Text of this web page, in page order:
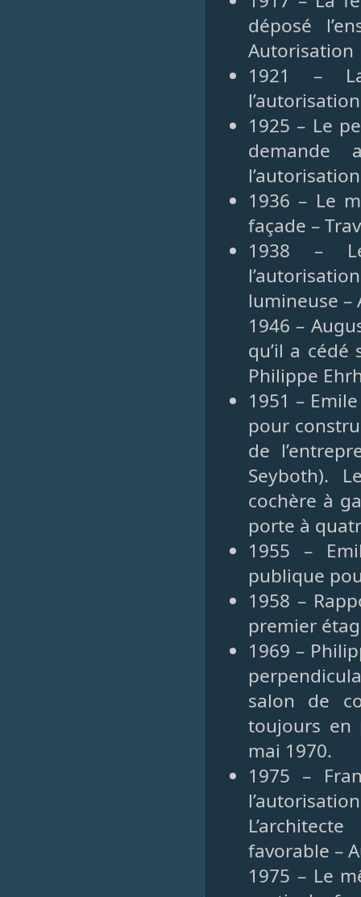
déposé
Autorisation
1921 –
1925 – Le
demande
1936 – Le
façade –
1938 –
lumineuse
1946 –
qu’il a
Philippe
1951 –
pour
de
Seyboth).
cochère à
porte à
1955 –
publique
1958 –
premier
1969 –
salon de
toujours en
mai 1970.
1975 –
favorable –
1975 – Le